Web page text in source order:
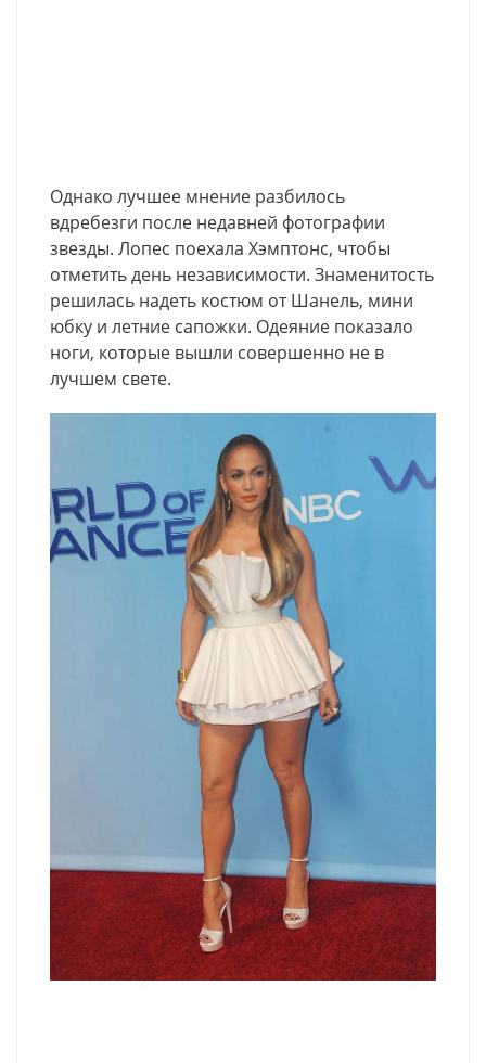
Однако лучшее мнение разбилось
вдребезги после недавней фотографии
звезды. Лопес поехала Хэмптонс, чтобы
отметить день независимости. Знаменитость
решилась надеть костюм от Шанель, мини
юбку и летние сапожки. Одеяние показало
ноги, которые вышли совершенно не в
лучшем свете.